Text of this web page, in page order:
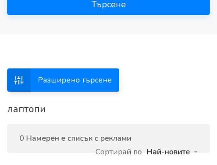
Търсене
Разширено търсене
лаптопи
0 Намерен е списък с реклами
Сортирай по Най-новите